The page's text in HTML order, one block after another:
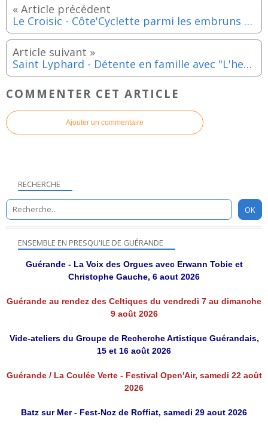
Le Croisic - Côte'Cyclette parmi les embruns - Dimanche 8 mai 2022
Saint Lyphard - Détente en famille avec "L'herbe sous le pied" et "Cure de thalassoésie" - Dimanche 22 mai 2022
COMMENTER CET ARTICLE
Ajouter un commentaire
RECHERCHE
ENSEMBLE EN PRESQU'ILE DE GUÉRANDE
Guérande - La Voix des Orgues avec Erwann Tobie et
Christophe Gauche, 6 aout 2026
Guérande au rendez des Celtiques du vendredi 7 au dimanche
9 août 2026
Vide-ateliers du Groupe de Recherche Artistique Guérandais,
15 et 16 août 2026
Guérande / La Coulée Verte - Festival Open'Air, samedi 22 août
2026
Batz sur Mer - Fest-Noz de Roffiat, samedi 29 aout 2026